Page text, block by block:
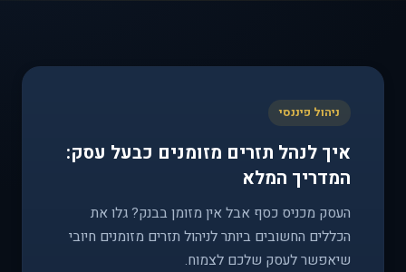
ניהול פיננסי
איך לנהל תזרים מזומנים כבעל עסק:
המדריך המלא
העסק מכניס כסף אבל אין מזומן בבנק? גלו את
הכללים החשובים ביותר לניהול תזרים מזומנים חיובי
שיאפשר לעסק שלכם לצמוח.